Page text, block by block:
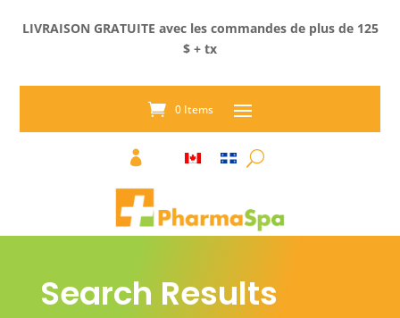
LIVRAISON GRATUITE avec les commandes de plus de 125
$ + tx
0 Items

Search Results